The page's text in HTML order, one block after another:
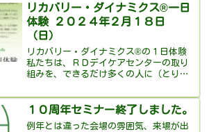
で電子書籍が開きます。ニュースレター
を電子書籍で...
リカバリー・ダイナミクス®一日
体験 ２０２４年２月１８日
（日）
リカバリー・ダイナミクス®の１日体験
私たちは、ＲＤデイケアセンターの取り
組みを、できるだけ多くの人に（とりわ
てほしいと願っています。そして、もし
「このプログラムならうまくいきそう
１０周年セミナー終了しました。
例年とは違った会場の雰囲気、来場が出